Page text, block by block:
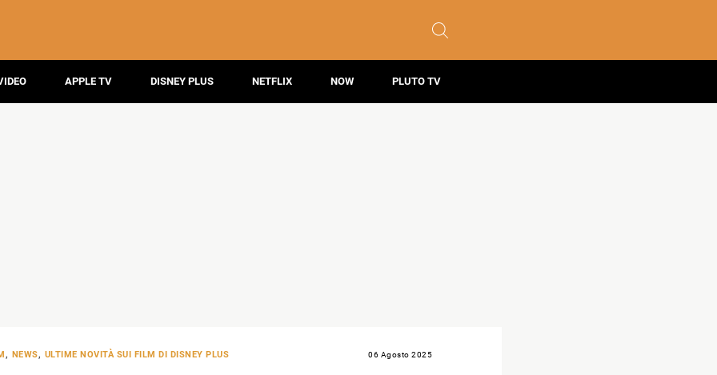
APPLE TV DISNEY PLUS NETFLIX NOW PLUTO TV
, NEWS, ULTIME NOVITÀ SUI FILM DI DISNEY PLUS 06 Agosto 2025